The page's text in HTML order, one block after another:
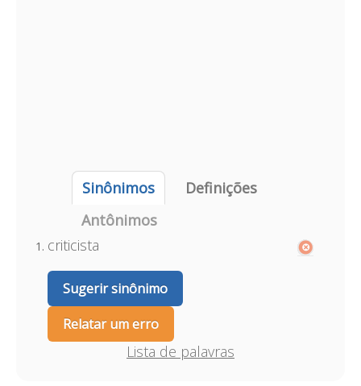
Sinônimos
Definições
Antônimos
criticista
Sugerir sinônimo
Relatar um erro
Lista de palavras